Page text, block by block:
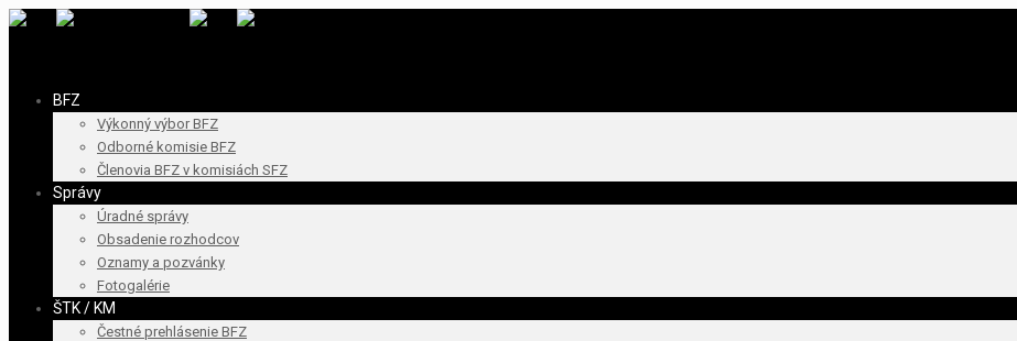
BFZ
Výkonný výbor BFZ
Odborné komisie BFZ
Členovia BFZ v komisiách SFZ
Správy
Úradné správy
Obsadenie rozhodcov
Oznamy a pozvánky
Fotogalérie
ŠTK / KM
Čestné prehlásenie BFZ